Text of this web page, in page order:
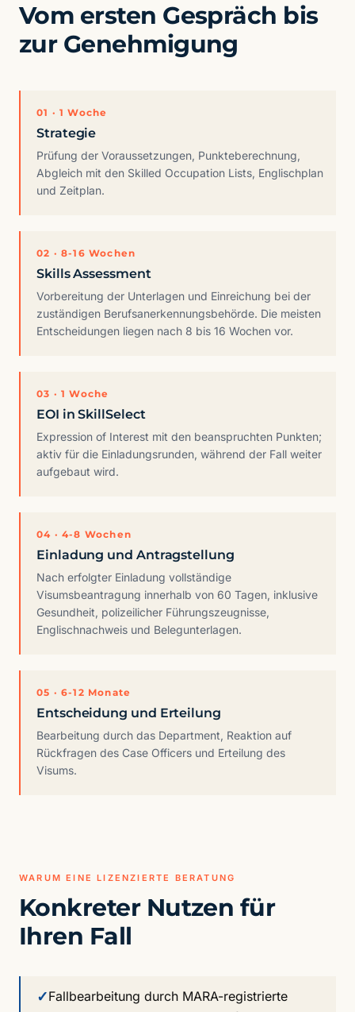
Vom ersten Gespräch bis
zur Genehmigung
01 · 1 Woche
Strategie
Prüfung der Voraussetzungen, Punkteberechnung,
Abgleich mit den Skilled Occupation Lists, Englischplan
und Zeitplan.
02 · 8-16 Wochen
Skills Assessment
Vorbereitung der Unterlagen und Einreichung bei der
zuständigen Berufsanerkennungsbehörde. Die meisten
Entscheidungen liegen nach 8 bis 16 Wochen vor.
03 · 1 Woche
EOI in SkillSelect
Expression of Interest mit den beanspruchten Punkten;
aktiv für die Einladungsrunden, während der Fall weiter
aufgebaut wird.
04 · 4-8 Wochen
Einladung und Antragstellung
Nach erfolgter Einladung vollständige
Visumsbeantragung innerhalb von 60 Tagen, inklusive
Gesundheit, polizeilicher Führungszeugnisse,
Englischnachweis und Belegunterlagen.
05 · 6-12 Monate
Entscheidung und Erteilung
Bearbeitung durch das Department, Reaktion auf
Rückfragen des Case Officers und Erteilung des
Visums.
WARUM EINE LIZENZIERTE BERATUNG
Konkreter Nutzen für
Ihren Fall
✓Fallbearbeitung durch MARA-registrierte